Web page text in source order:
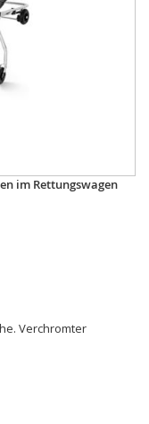
im Rettungswagen
Verchromter